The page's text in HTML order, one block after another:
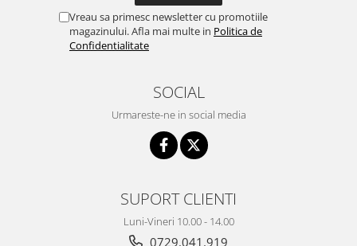
Vreau sa primesc newsletter cu promotiile
magazinului. Afla mai multe in Politica de
Confidentialitate
SOCIAL
Urmareste-ne in social media
SUPORT CLIENTI
Luni-Vineri 10.00 - 14.00
0729.041.919